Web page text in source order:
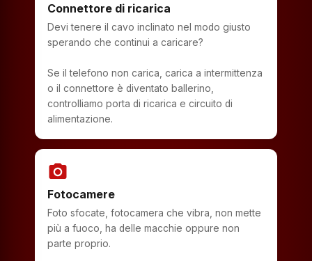
Connettore di ricarica
Devi tenere il cavo inclinato nel modo giusto
sperando che continui a caricare?
Se il telefono non carica, carica a intermittenza
o il connettore è diventato ballerino,
controlliamo porta di ricarica e circuito di
alimentazione.
photo_camera
Fotocamere
Foto sfocate, fotocamera che vibra, non mette
più a fuoco, ha delle macchie oppure non
parte proprio.